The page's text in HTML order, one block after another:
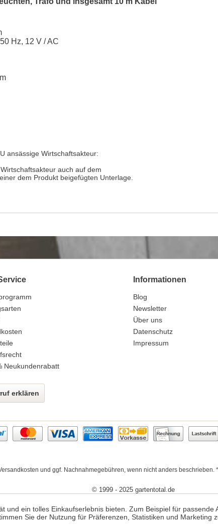
Hz, 12 V / AC
ansässige Wirtschaftsakteur:
auch auf dem
dem Produkt beigefügten Unterlage.
Neukundenrabatt
erklären
Informationen
Blog
Newsletter
Über uns
Datenschutz
Impressum
und ggf. Nachnahmegebühren, wenn nicht anders
© 1999 - 2025 gartentotal.de
und ein tolles Einkaufserlebnis bieten. Zum Beispiel für passende
Sie der Nutzung für Präferenzen, Statistiken und Marketing